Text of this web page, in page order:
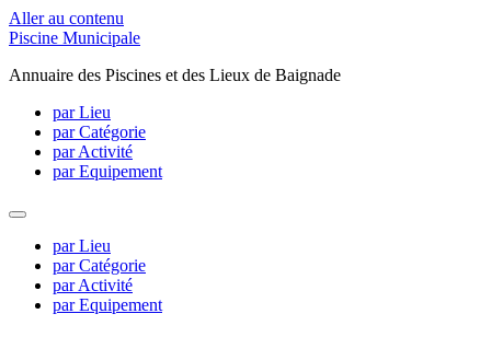
Aller au contenu
Piscine Municipale
Annuaire des Piscines et des Lieux de Baignade
par Lieu
par Catégorie
par Activité
par Equipement
par Lieu
par Catégorie
par Activité
par Equipement